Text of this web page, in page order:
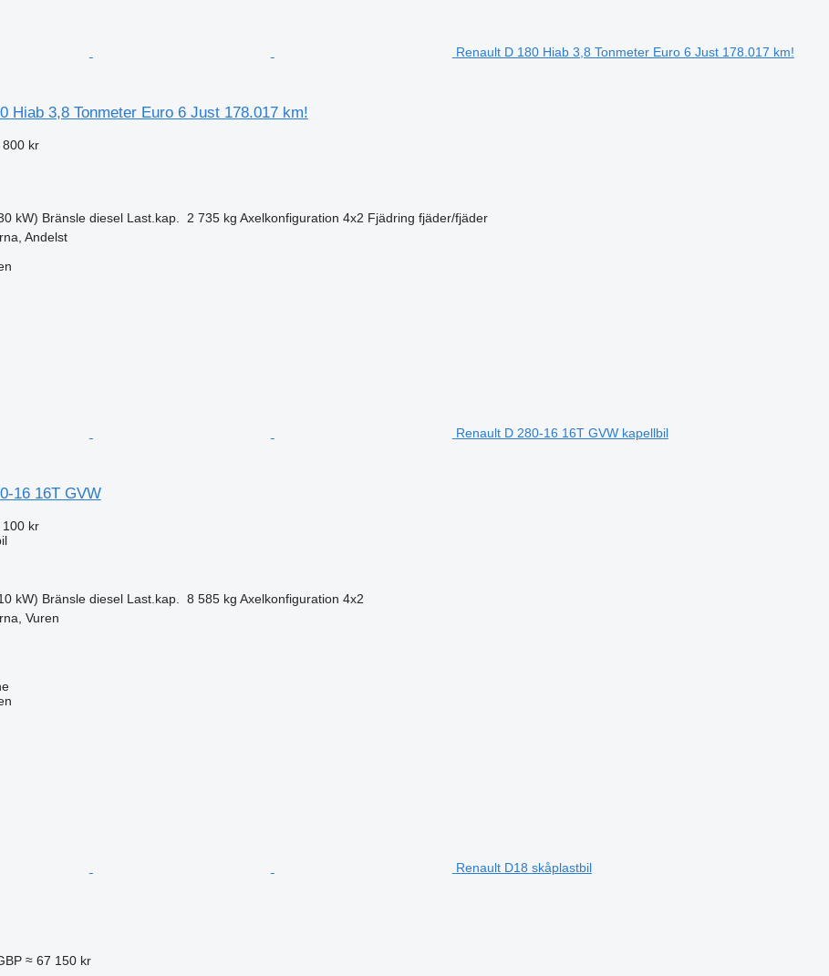
Renault D 180 Hiab 3,8 Tonmeter Euro 6 Just 178.017 km!
Hiab 3,8 Tonmeter Euro 6 Just 178.017 km!
kr
kW) Bränsle diesel Last.kap. 2 735 kg Axelkonfiguration 4x2 Fjädring fjäder/fjäder
Andelst
Renault D 280-16 16T GVW kapellbil
16 16T GVW
kr
kW) Bränsle diesel Last.kap. 8 585 kg Axelkonfiguration 4x2
Vuren
Renault D18 skåplastbil
≈ 67 150 kr